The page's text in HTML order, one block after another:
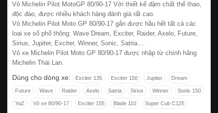
Vỏ Michelin Pilot MotoGP 80/90-17 Với thiết kế đậm chất thể thao,
độc đáo, được nhiều khách hàng đánh giá rất cao.
Vỏ Michelin Pilot Moto GP 80/90-17 gắn được hầu hết tất cả các
loại xe số phổ thông: Wave Dream, Exciter, Raider, Axelo, Future,
Sirius, Jupiter, Exciter, Winner, Sonic, Satria....
Vỏ xe Michelin Pilot Moto GP 80/90-17 được nhập từ chính hãng
Michelin Thái Lan.
Dùng cho dòng xe: Exciter 135 Exciter 150 Jupiter Dream
Future Wave Raider Axelo Satria Sirius Winner Sonic 150
YaZ Vỏ xe 80/90-17 Exciter 155 Blade 110 Super Cub C125